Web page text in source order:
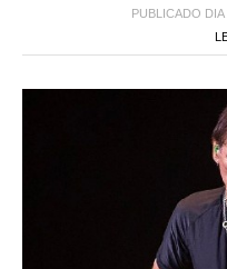
PUBLICADO